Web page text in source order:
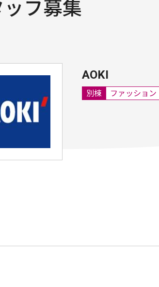
ッフ募集
AOKI
別棟 ファッション